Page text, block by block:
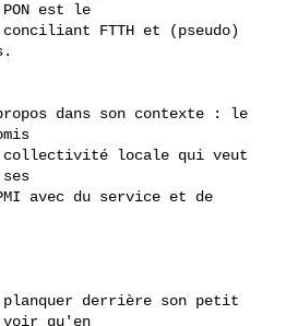
est le
conciliant FTTH et (pseudo)
dans son contexte : le
collectivité locale qui veut
avec du service et de
derrière son petit
voir qu'en